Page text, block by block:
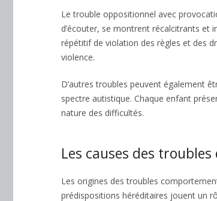
Le trouble oppositionnel avec
d’écouter, se montrent récalcitrants et
répétitif de violation des règles et des
violence.
D’autres troubles peuvent également
spectre autistique. Chaque enfant
nature des difficultés.
Les causes des
Les origines des troubles
prédispositions héréditaires jouent un